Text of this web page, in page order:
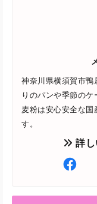
神奈川県横須賀市鴨
りのパンや季節の
麦粉は安心安全な国
す。
詳し